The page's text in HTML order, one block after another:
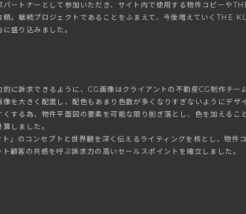
パートナーとして参加いただき、サイト内で使用する物件コピーや
頼。継続プロジェクトであることをふまえて、今後増えていくTHE
盛り込みました。
に訴求できるように、CG画像はクライアントの不動産CG制作チー
を大きく配置し、配色もあまり色数が多くなりすぎないようにデザ
する為、物件平面図の要素を可能な限り削ぎ落とし、色を加えるこ
しました。
」のコンセプトと世界観を深く伝えるライティングを核とし、物件
顧客の共感を呼ぶ訴求力の高いセールスポイントを確立しました。